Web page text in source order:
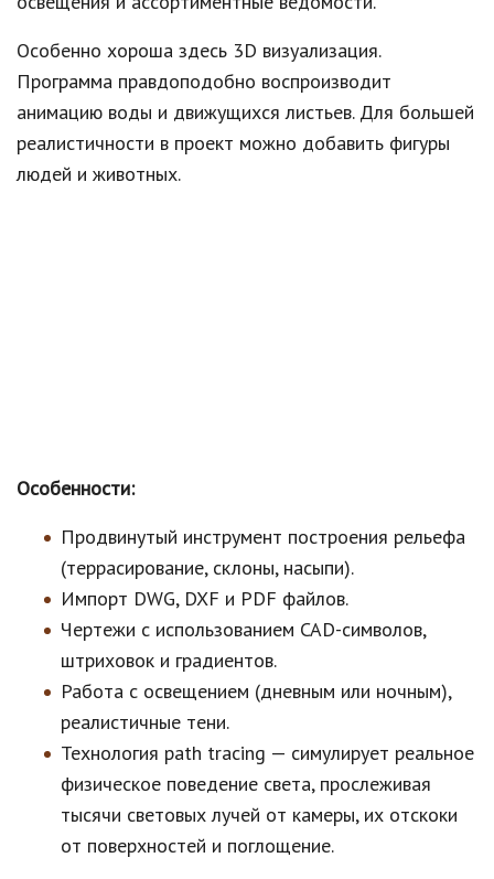
Особенно хороша здесь 3D визуализация.
Программа правдоподобно воспроизводит
анимацию воды и движущихся листьев. Для большей
реалистичности в проект можно добавить фигуры
людей и животных.
Особенности:
Продвинутый инструмент построения рельефа
(террасирование, склоны, насыпи).
Импорт DWG, DXF и PDF файлов.
Чертежи с использованием CAD-символов,
штриховок и градиентов.
Работа с освещением (дневным или ночным),
реалистичные тени.
Технология path tracing — симулирует реальное
физическое поведение света, прослеживая
тысячи световых лучей от камеры, их отскоки
от поверхностей и поглощение.